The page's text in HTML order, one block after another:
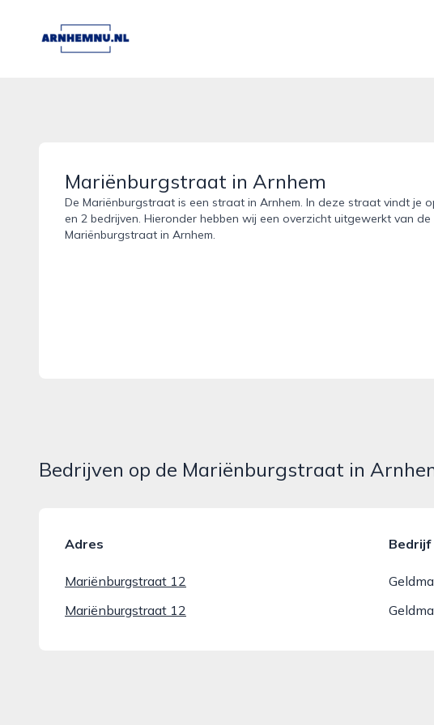
arnhemnu.nl
Mariënburgstraat in Arnhem
De Mariënburgstraat is een straat in Arnhem. In deze straat vindt je
en 2 bedrijven. Hieronder hebben wij een overzicht uitgewerkt van
Mariënburgstraat in Arnhem.
Bedrijven op de Mariënburgstraat in
Adres Bedrijf
Mariënburgstraat 12
Mariënburgstraat 12